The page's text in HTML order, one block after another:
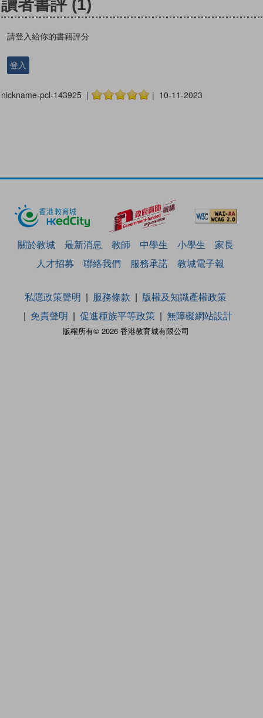
讀者書評 (1)
請登入給你的書籍評分
登入
nickname-pcl-143925 | | 10-11-2023
關於教城 最新消息 教師 中學生 小學生
家長
人才招募
聯絡我們 服務承諾 教城電子報
版權所有© 2026 香港教育城有限公司
私隱政策聲明 服務條款
版權及知識產權政策
免責聲明
促進種族平等政策 無障礙網站設計